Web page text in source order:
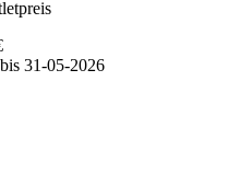
31-05-2026